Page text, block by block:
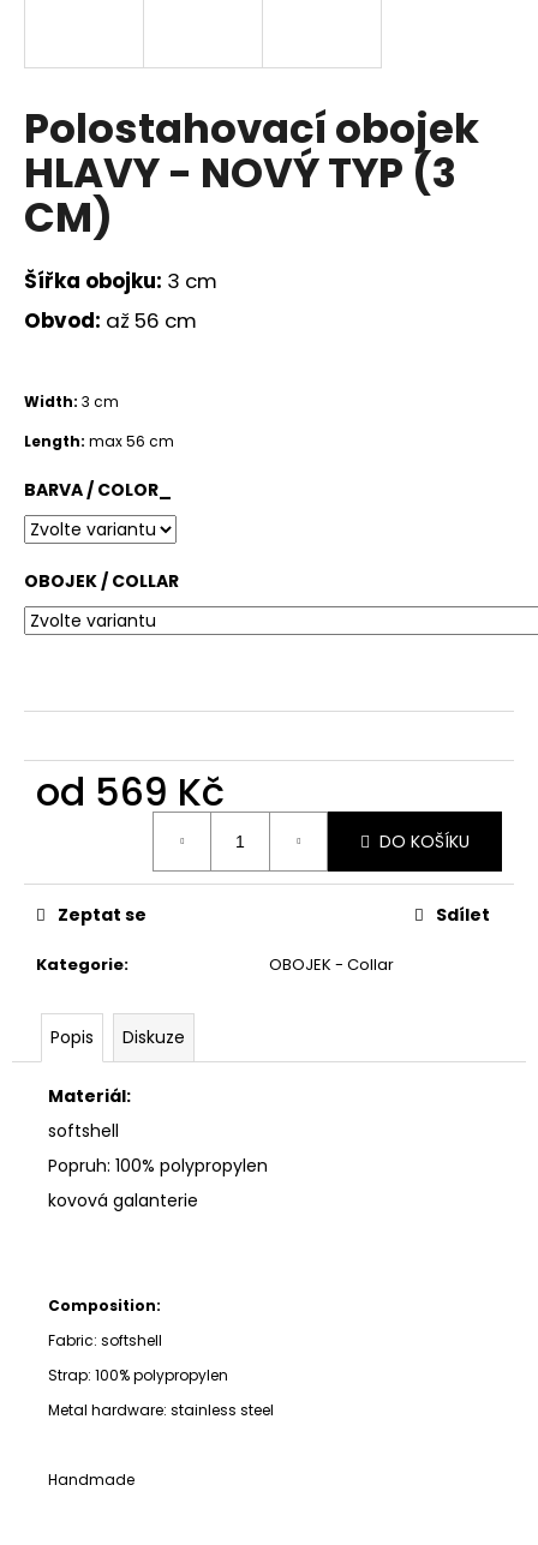
Polostahovací obojek
HLAVY - NOVÝ TYP (3
CM)
Šířka obojku: 3 cm
Obvod: až 56 cm
Width: 3 cm
Length: max 56 cm
BARVA / COLOR_
OBOJEK / COLLAR
od 569 Kč
DO KOŠÍKU
Kategorie: OBOJEK - Collar
Zeptat se Sdílet
Popis Diskuze
Materiál:
softshell
Popruh: 100% polypropylen
kovová galanterie
Composition:
Fabric: softshell
Strap: 100% polypropylen
Metal hardware: stainless steel
Handmade
j
t
?
HLEDAT
o
p
r
u
č
u
j
e